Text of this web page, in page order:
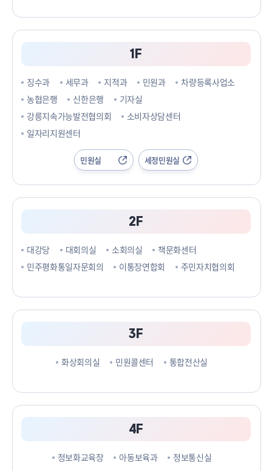
1F
징수과 세무과 지적과 민원과
차량등록사업소
농협은행
신한은행
기자실
강릉지속가능발전협의회
소비자상담센터
일자리지원센터
민원실 세정민원실
2F
대강당 대회의실 소회의실
책문화센터
민주평화통일자문회의
이통장연합회 주민자치협의회
3F
화상회의실 민원콜센터 통합전산실
4F
정보화교육장 아동보육과 정보통신실